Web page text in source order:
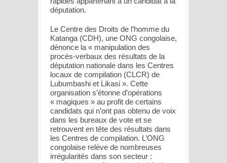
députation.
Le Centre des Droits de l’homme du
Katanga (CDH), une ONG congolaise,
dénonce la « manipulation des
procès-verbaux des résultats de la
députation nationale dans les Centres
locaux de compilation (CLCR) de
Lubumbashi et Likasi ». Cette
organisation s’étonne d’opérations
« magiques » au profit de certains
candidats qui n’ont pas obtenu de voix
dans les bureaux de vote et se
retrouvent en tête des résultats dans
les Centres de compilation. L’ONG
congolaise relève de nombreuses
irrégularités dans son secteur :